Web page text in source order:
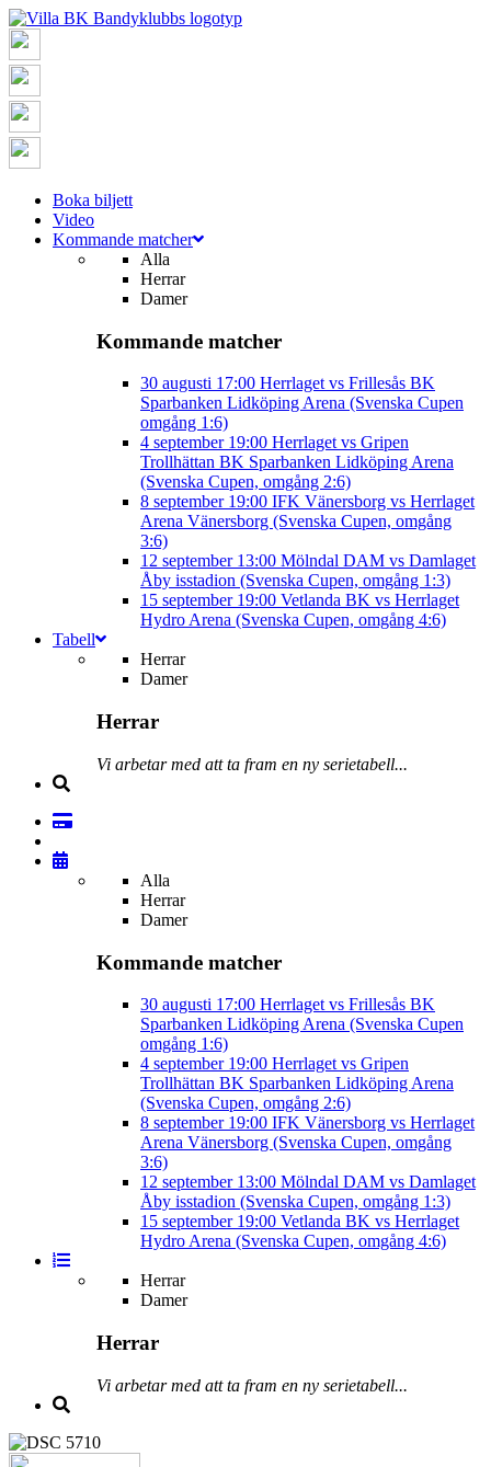
Boka biljett
Video
Kommande matcher
Alla
Herrar
Damer
Kommande matcher
30 augusti 17:00 Herrlaget vs Frillesås BK
Sparbanken Lidköping Arena (Svenska Cupen
omgång 1:6)
4 september 19:00 Herrlaget vs Gripen
Trollhättan BK Sparbanken Lidköping Arena
(Svenska Cupen, omgång 2:6)
8 september 19:00 IFK Vänersborg vs Herrlaget
Arena Vänersborg (Svenska Cupen, omgång
3:6)
12 september 13:00 Mölndal DAM vs Damlaget
Åby isstadion (Svenska Cupen, omgång 1:3)
15 september 19:00 Vetlanda BK vs Herrlaget
Hydro Arena (Svenska Cupen, omgång 4:6)
Tabell
Herrar
Damer
Herrar
Vi arbetar med att ta fram en ny serietabell...
Alla
Herrar
Damer
Kommande matcher
30 augusti 17:00 Herrlaget vs Frillesås BK
Sparbanken Lidköping Arena (Svenska Cupen
omgång 1:6)
4 september 19:00 Herrlaget vs Gripen
Trollhättan BK Sparbanken Lidköping Arena
(Svenska Cupen, omgång 2:6)
8 september 19:00 IFK Vänersborg vs Herrlaget
Arena Vänersborg (Svenska Cupen, omgång
3:6)
12 september 13:00 Mölndal DAM vs Damlaget
Åby isstadion (Svenska Cupen, omgång 1:3)
15 september 19:00 Vetlanda BK vs Herrlaget
Hydro Arena (Svenska Cupen, omgång 4:6)
Herrar
Damer
Herrar
Vi arbetar med att ta fram en ny serietabell...